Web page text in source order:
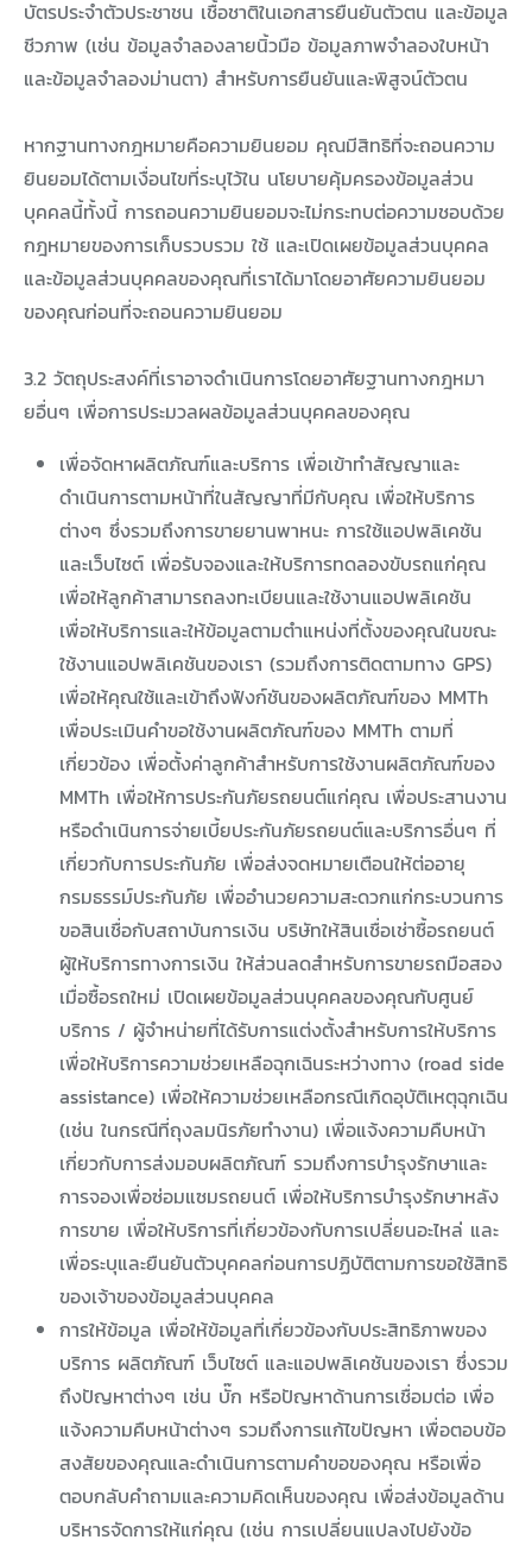
บัตรประจำตัวประชาชน เชื้อชาติในเอกสารยืนยันตัวตน และข้อมูล
ชีวภาพ (เช่น ข้อมูลจำลองลายนิ้วมือ ข้อมูลภาพจำลองใบหน้า
และข้อมูลจำลองม่านตา) สำหรับการยืนยันและพิสูจน์ตัวตน
หากฐานทางกฎหมายคือความยินยอม คุณมีสิทธิที่จะถอนความ
ยินยอมได้ตามเงื่อนไขที่ระบุไว้ใน นโยบายคุ้มครองข้อมูลส่วน
บุคคลนี้ทั้งนี้ การถอนความยินยอมจะไม่กระทบต่อความชอบด้วย
กฎหมายของการเก็บรวบรวม ใช้ และเปิดเผยข้อมูลส่วนบุคคล
และข้อมูลส่วนบุคคลของคุณที่เราได้มาโดยอาศัยความยินยอม
ของคุณก่อนที่จะถอนความยินยอม
3.2 วัตถุประสงค์ที่เราอาจดำเนินการโดยอาศัยฐานทางกฎหมา
ยอื่นๆ เพื่อการประมวลผลข้อมูลส่วนบุคคลของคุณ
เพื่อจัดหาผลิตภัณฑ์และบริการ เพื่อเข้าทำสัญญาและ
ดำเนินการตามหน้าที่ในสัญญาที่มีกับคุณ เพื่อให้บริการ
ต่างๆ ซึ่งรวมถึงการขายยานพาหนะ การใช้แอปพลิเคชัน
และเว็บไซต์ เพื่อรับจองและให้บริการทดลองขับรถแก่คุณ
เพื่อให้ลูกค้าสามารถลงทะเบียนและใช้งานแอปพลิเคชัน
เพื่อให้บริการและให้ข้อมูลตามตำแหน่งที่ตั้งของคุณในขณะ
ใช้งานแอปพลิเคชันของเรา (รวมถึงการติดตามทาง GPS)
เพื่อให้คุณใช้และเข้าถึงฟังก์ชันของผลิตภัณฑ์ของ MMTh
เพื่อประเมินคำขอใช้งานผลิตภัณฑ์ของ MMTh ตามที่
เกี่ยวข้อง เพื่อตั้งค่าลูกค้าสำหรับการใช้งานผลิตภัณฑ์ของ
MMTh เพื่อให้การประกันภัยรถยนต์แก่คุณ เพื่อประสานงาน
หรือดำเนินการจ่ายเบี้ยประกันภัยรถยนต์และบริการอื่นๆ ที่
เกี่ยวกับการประกันภัย เพื่อส่งจดหมายเตือนให้ต่ออายุ
กรมธรรม์ประกันภัย เพื่ออำนวยความสะดวกแก่กระบวนการ
ขอสินเชื่อกับสถาบันการเงิน บริษัทให้สินเชื่อเช่าซื้อรถยนต์
ผู้ให้บริการทางการเงิน ให้ส่วนลดสำหรับการขายรถมือสอง
เมื่อซื้อรถใหม่ เปิดเผยข้อมูลส่วนบุคคลของคุณกับศูนย์
บริการ / ผู้จำหน่ายที่ได้รับการแต่งตั้งสำหรับการให้บริการ
เพื่อให้บริการความช่วยเหลือฉุกเฉินระหว่างทาง (road side
assistance) เพื่อให้ความช่วยเหลือกรณีเกิดอุบัติเหตุฉุกเฉิน
(เช่น ในกรณีที่ถุงลมนิรภัยทำงาน) เพื่อแจ้งความคืบหน้า
เกี่ยวกับการส่งมอบผลิตภัณฑ์ รวมถึงการบำรุงรักษาและ
การจองเพื่อซ่อมแซมรถยนต์ เพื่อให้บริการบำรุงรักษาหลัง
การขาย เพื่อให้บริการที่เกี่ยวข้องกับการเปลี่ยนอะไหล่ และ
เพื่อระบุและยืนยันตัวบุคคลก่อนการปฏิบัติตามการขอใช้สิทธิ
ของเจ้าของข้อมูลส่วนบุคคล
การให้ข้อมูล เพื่อให้ข้อมูลที่เกี่ยวข้องกับประสิทธิภาพของ
บริการ ผลิตภัณฑ์ เว็บไซต์ และแอปพลิเคชันของเรา ซึ่งรวม
ถึงปัญหาต่างๆ เช่น บั๊ก หรือปัญหาด้านการเชื่อมต่อ เพื่อ
แจ้งความคืบหน้าต่างๆ รวมถึงการแก้ไขปัญหา เพื่อตอบข้อ
สงสัยของคุณและดำเนินการตามคำขอของคุณ หรือเพื่อ
ตอบกลับคำถามและความคิดเห็นของคุณ เพื่อส่งข้อมูลด้าน
บริหารจัดการให้แก่คุณ (เช่น การเปลี่ยนแปลงไปยังข้อ